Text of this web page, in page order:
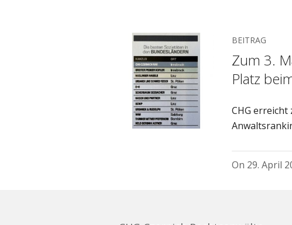
BEITRAG
Zum 3.
Platz
CHG
On 29. April